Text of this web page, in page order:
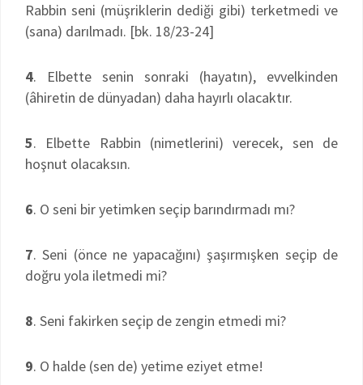
Rabbin seni (müşriklerin dediği gibi) terketmedi ve
(sana) darılmadı. [bk. 18/23-24]
4. Elbette senin sonraki (hayatın), evvelkinden
(âhiretin de dünyadan) daha hayırlı olacaktır.
5. Elbette Rabbin (nimetlerini) verecek, sen de
hoşnut olacaksın.
6. O seni bir yetimken seçip barındırmadı mı?
7. Seni (önce ne yapacağını) şaşırmışken seçip de
doğru yola iletmedi mi?
8. Seni fakirken seçip de zengin etmedi mi?
9. O halde (sen de) yetime eziyet etme!